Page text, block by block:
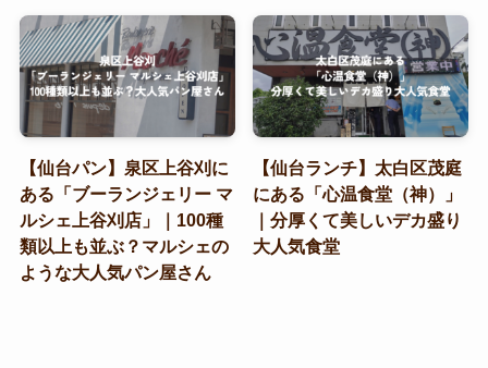
【仙台パン】泉区上谷刈に
ある「ブーランジェリー マ
ルシェ上谷刈店」｜100種
類以上も並ぶ？マルシェの
ような大人気パン屋さん
【仙台ランチ】太白区茂庭
にある「心温食堂（神）」
｜分厚くて美しいデカ盛り
大人気食堂